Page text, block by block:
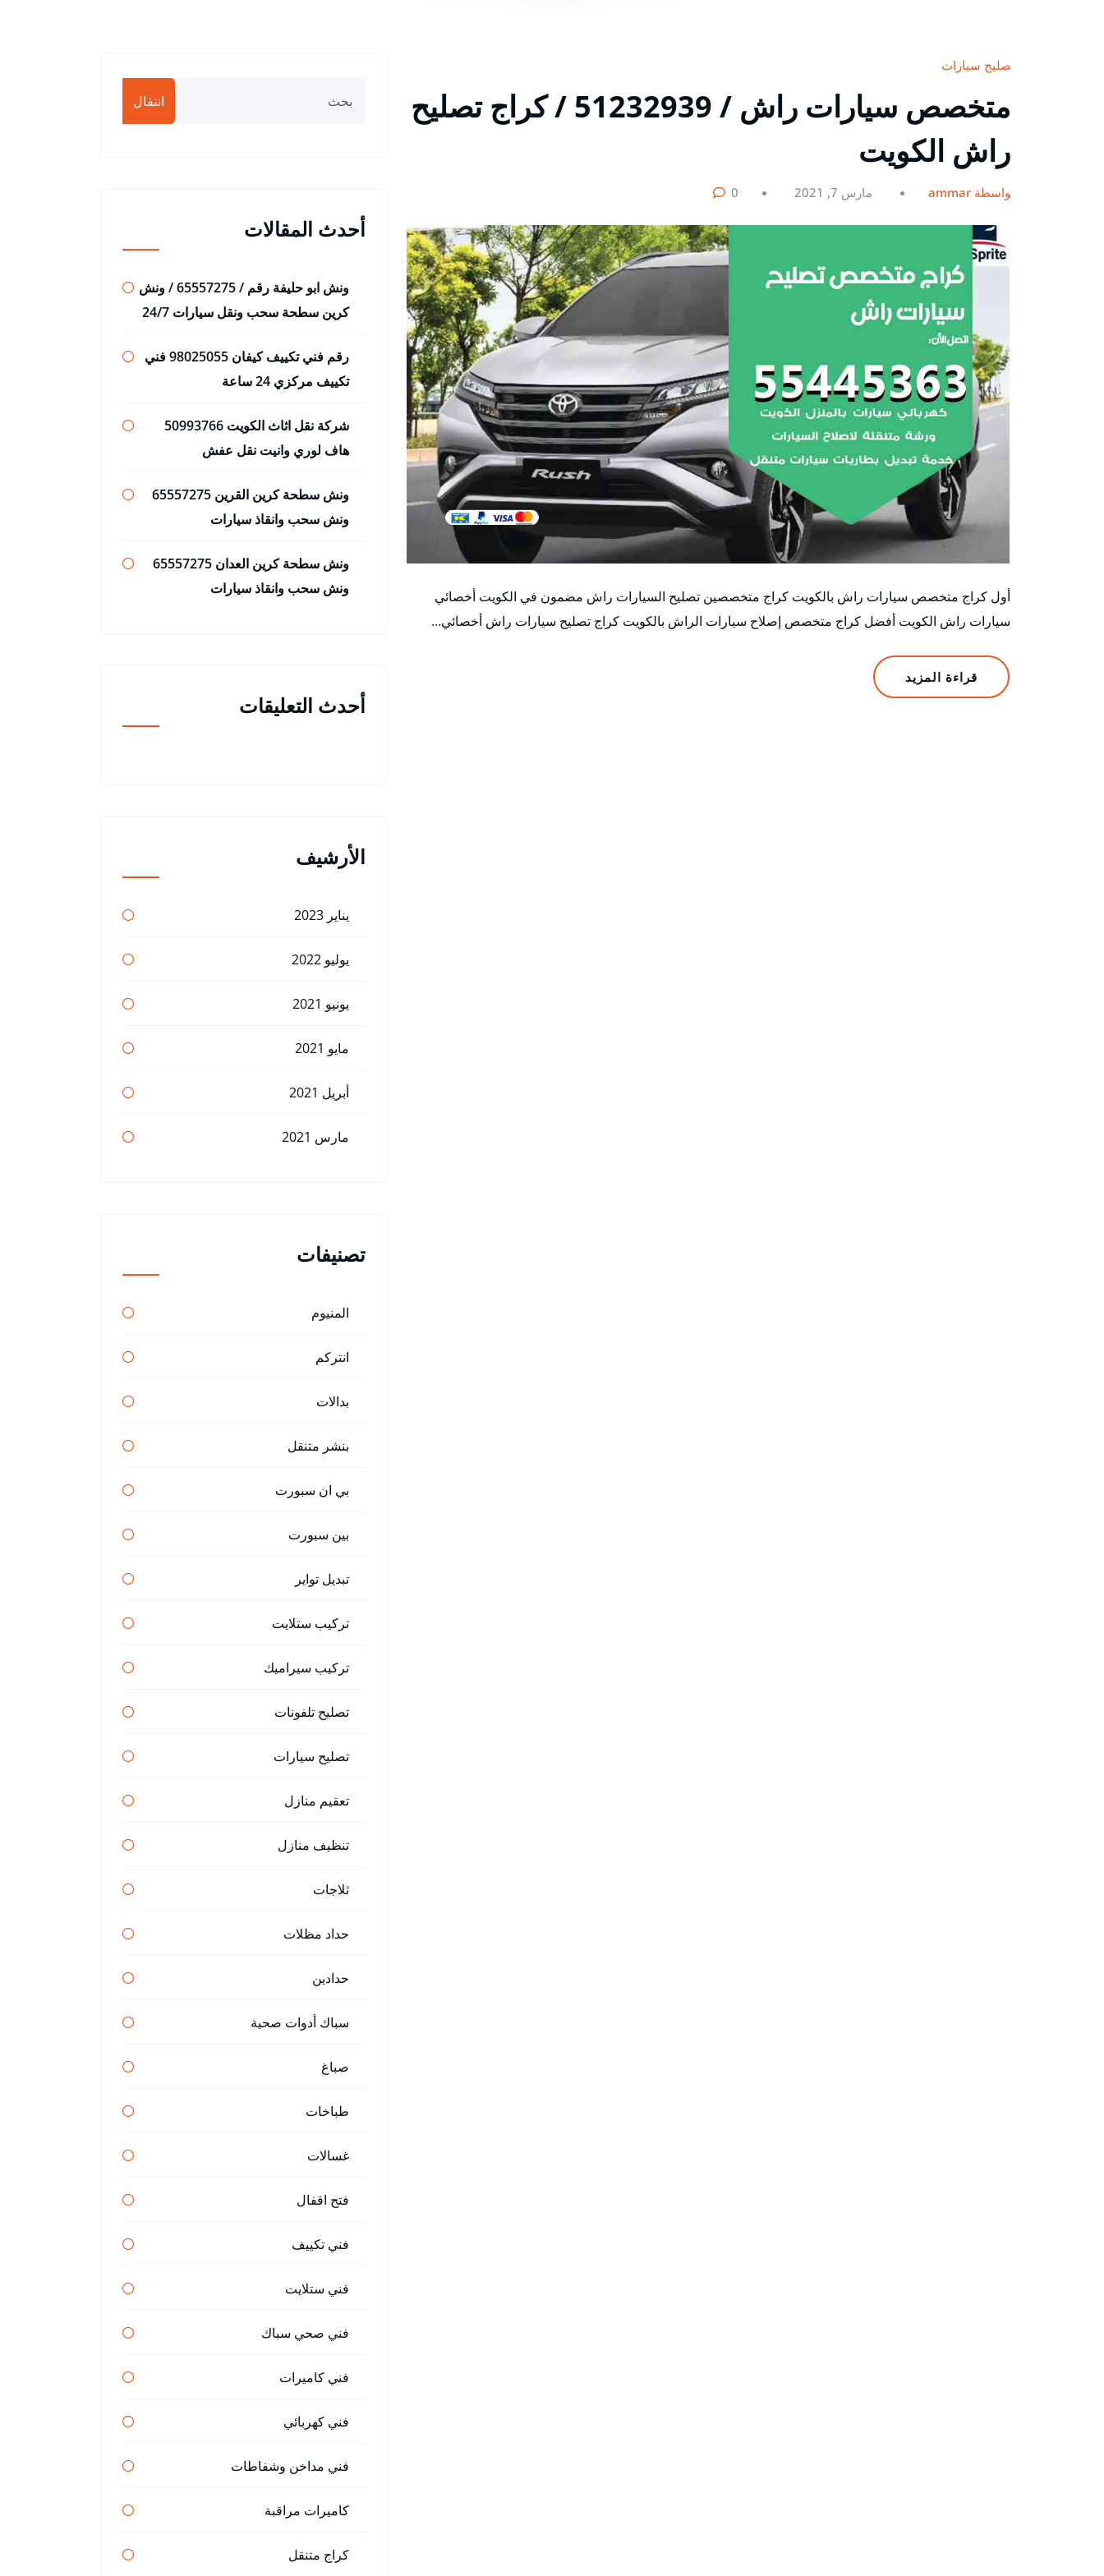
تصليح سيارات
متخصص سيارات راش / 51232939‬ / كراج تصليح
راش الكويت
بواسطة ammar مارس 7, 2021 0
أول كراج متخصص سيارات راش بالكويت كراج متخصصين تصليح السيارات راش مضمون في الكويت أخصائي
سيارات راش الكويت أفضل كراج متخصص إصلاح سيارات الراش بالكويت كراج تصليح سيارات راش أخصائي…
قراءة المزيد
انتقال
أحدث المقالات
ونش ابو حليفة رقم / 65557275 / ونش
كرين سطحة سحب ونقل سيارات 24/7
رقم فني تكييف كيفان 98025055 فني
تكييف مركزي 24 ساعة
شركة نقل اثاث الكويت 50993766
هاف لوري وانيت نقل عفش
ونش سطحة كرين القرين 65557275
ونش سحب وانقاذ سيارات
ونش سطحة كرين العدان 65557275
ونش سحب وانقاذ سيارات
أحدث التعليقات
الأرشيف
يناير 2023
يوليو 2022
يونيو 2021
مايو 2021
أبريل 2021
مارس 2021
تصنيفات
المنيوم
انتركم
بدالات
بنشر متنقل
بي ان سبورت
بين سبورت
تبديل تواير
تركيب ستلايت
تركيب سيراميك
تصليح تلفونات
تصليح سيارات
تعقيم منازل
تنظيف منازل
ثلاجات
حداد مظلات
حدادين
سباك أدوات صحية
صباغ
طباخات
غسالات
فتح اقفال
فني تكييف
فني ستلايت
فني صحي سباك
فني كاميرات
فني كهربائي
فني مداخن وشفاطات
كاميرات مراقبة
كراج متنقل